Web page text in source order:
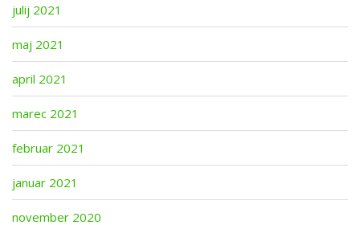
julij 2021
maj 2021
april 2021
marec 2021
februar 2021
januar 2021
november 2020